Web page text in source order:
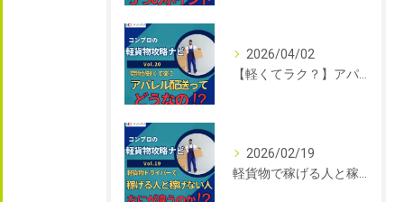
2026/04/02
2026/02/19